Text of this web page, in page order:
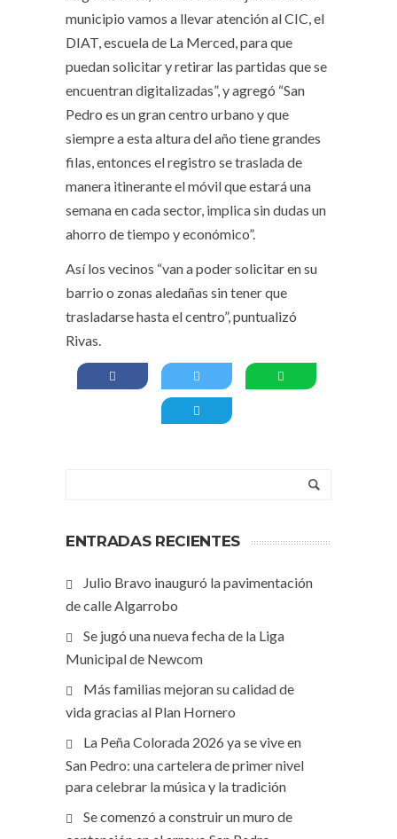
municipio vamos a llevar atención al CIC, el
DIAT, escuela de La Merced, para que
puedan solicitar y retirar las partidas que se
encuentran digitalizadas”, y agregó “San
Pedro es un gran centro urbano y que
siempre a esta altura del año tiene grandes
filas, entonces el registro se traslada de
manera itinerante el móvil que estará una
semana en cada sector, implica sin dudas un
ahorro de tiempo y económico”.
Así los vecinos “van a poder solicitar en su
barrio o zonas aledañas sin tener que
trasladarse hasta el centro”, puntualizó
Rivas.
ENTRADAS RECIENTES
Julio Bravo inauguró la pavimentación
de calle Algarrobo
Se jugó una nueva fecha de la Liga
Municipal de Newcom
Más familias mejoran su calidad de
vida gracias al Plan Hornero
La Peña Colorada 2026 ya se vive en
San Pedro: una cartelera de primer nivel
para celebrar la música y la tradición
Se comenzó a construir un muro de